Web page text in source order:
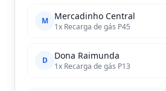
M Mercadinho Central
1x Recarga de gás P45
D Dona Raimunda
1x Recarga de gás P13